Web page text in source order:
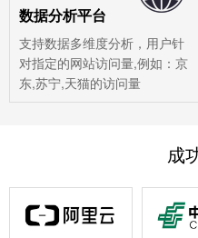
数据分析平台
支持数据多维度分析，用户针
对指定的网站访问量,例如：京
东,苏宁,天猫的访问量
成